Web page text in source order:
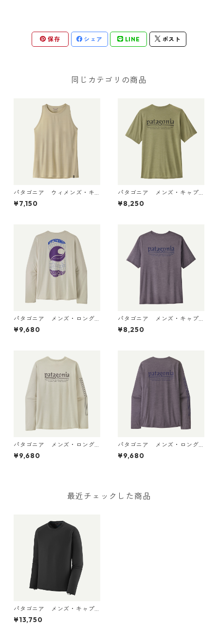
保存 シェア LINE ポスト
同じカテゴリの商品
パタゴニア ウィメンズ・キ
ャプリーン・クール・ウルト
ラ・タンク Pumice - Dyno W
¥7,150
パタゴニア メンズ・キャプ
リーン・クール・デイリー・
シャツ（ハット・トリッパ
04 日本正規品
¥8,250
パタゴニア メンズ・ロング
スリーブ・キャプリーン・ク
ール・デイリー・シャツ（パ
¥9,680
パタゴニア メンズ・キャプ
リーン・クール・デイリー・
シャツ（ハット・トリッパ
¥8,250
パタゴニア メンズ・ロング
スリーブ・キャプリーン・ク
ール・デイリー・シャツ（ハ
¥9,680
パタゴニア メンズ・ロング
スリーブ・キャプリーン・ク
ール・デイリー・シャツ（ハ
¥9,680
最近チェックした商品
パタゴニア メンズ・キャプ
リーン・サーマルウェイト・
クルー (カラー Black) Patag
¥13,750